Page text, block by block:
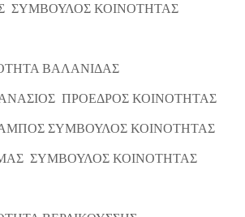
ΣΥΜΒΟΥΛΟΣ ΚΟΙΝΟΤΗΤΑΣ
ΒΑΛΑΝΙΔΑΣ
ΠΡΟΕΔΡΟΣ ΚΟΙΝΟΤΗΤΑΣ
ΣΥΜΒΟΥΛΟΣ ΚΟΙΝΟΤΗΤΑΣ
ΣΥΜΒΟΥΛΟΣ ΚΟΙΝΟΤΗΤΑΣ